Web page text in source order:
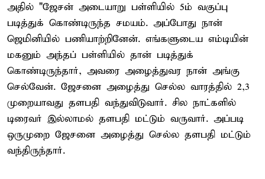
அதில் "ஜேசன் அடையாறு பள்ளியில் 5ம் வகுப்பு
படித்துக் கொண்டிருந்த சமயம். அப்போது நான்
ஜெமினியில் பணியாற்றினேன். எங்களுடைய எம்டியின்
மகனும் அந்தப் பள்ளியில் தான் படித்துக்
கொண்டிருந்தார், அவரை அழைத்துவர நான் அங்கு
செல்வேன். ஜேசனை அழைத்து செல்ல வாரத்தில் 2,3
முறையாவது தளபதி வந்துவிடுவார். சில நாட்களில்
டிரைவர் இல்லாமல் தளபதி மட்டும் வருவார். அப்படி
ஒருமுறை ஜேசனை அழைத்து செல்ல தளபதி மட்டும்
வந்திருந்தார்.